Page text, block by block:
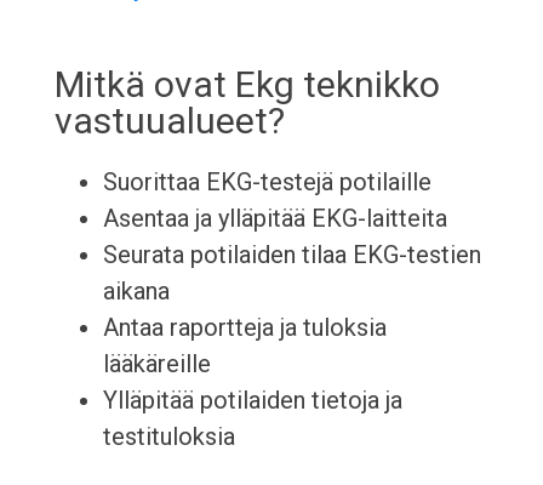
Mitkä ovat Ekg teknikko
vastuualueet?
Suorittaa EKG-testejä potilaille
Asentaa ja ylläpitää EKG-laitteita
Seurata potilaiden tilaa EKG-testien
aikana
Antaa raportteja ja tuloksia
lääkäreille
Ylläpitää potilaiden tietoja ja
testituloksia